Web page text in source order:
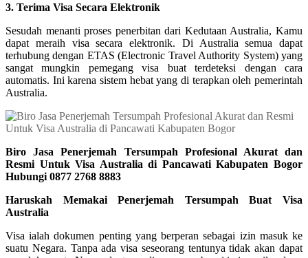
3. Terima Visa Secara Elektronik
Sesudah menanti proses penerbitan dari Kedutaan Australia, Kamu
dapat meraih visa secara elektronik. Di Australia semua dapat
terhubung dengan ETAS (Electronic Travel Authority System) yang
sangat mungkin pemegang visa buat terdeteksi dengan cara
automatis. Ini karena sistem hebat yang di terapkan oleh pemerintah
Australia.
Biro Jasa Penerjemah Tersumpah Profesional Akurat dan
Resmi Untuk Visa Australia di Pancawati Kabupaten Bogor
Hubungi 0877 2768 8883
Haruskah Memakai Penerjemah Tersumpah Buat Visa
Australia
Visa ialah dokumen penting yang berperan sebagai izin masuk ke
suatu Negara. Tanpa ada visa seseorang tentunya tidak akan dapat